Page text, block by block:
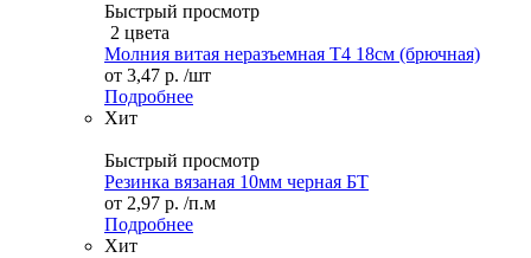
Быстрый просмотр
2 цвета
Молния витая неразъемная Т4 18см (брючная)
от 3,47 р. /шт
Подробнее
Хит
Быстрый просмотр
Резинка вязаная 10мм черная БТ
от 2,97 р. /п.м
Подробнее
Хит